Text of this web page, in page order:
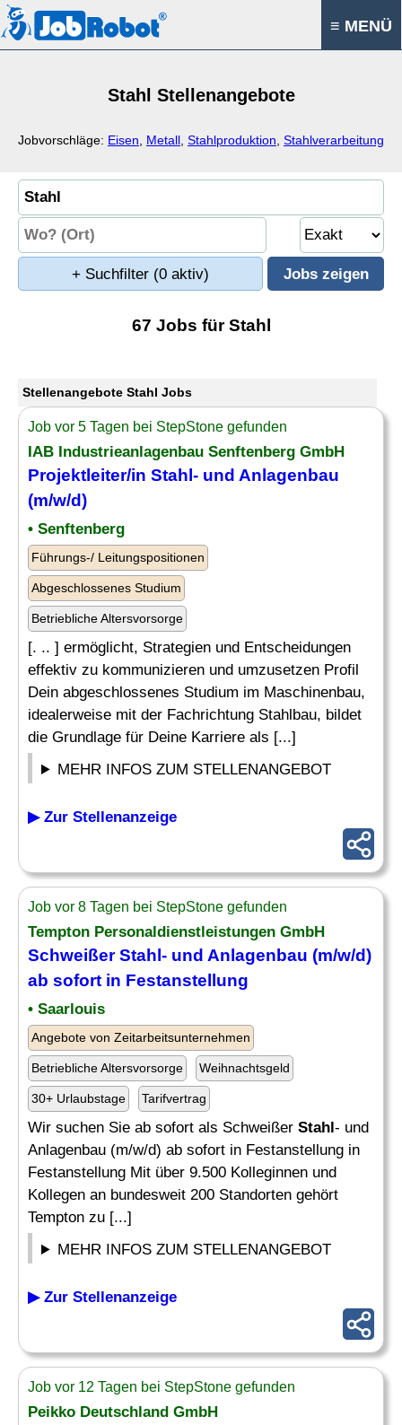
≡ MENÜ
Stahl Stellenangebote
Jobvorschläge: Eisen Metall Stahlproduktion Stahlverarbeitung
+ Suchfilter (0 aktiv)
67 Jobs für Stahl
Stellenangebote Stahl Jobs
Job vor 5 Tagen bei StepStone gefunden
IAB Industrieanlagenbau Senftenberg GmbH
Projektleiter/in Stahl - und Anlagenbau
(m/w/d)
• Senftenberg
Führungs-/ Leitungspositionen
Abgeschlossenes Studium
Betriebliche Altersvorsorge
[. .. ] ermöglicht, Strategien und Entscheidungen
effektiv zu kommunizieren und umzusetzen Profil
Dein abgeschlossenes Studium im Maschinenbau,
idealerweise mit der Fachrichtung Stahlbau, bildet
die Grundlage für Deine Karriere als [...]
MEHR INFOS ZUM STELLENANGEBOT
▶ Zur Stellenanzeige
Job vor 8 Tagen bei StepStone gefunden
Tempton Personaldienstleistungen GmbH
SchweißerStahl - und Anlagenbau (m/w/d)
ab sofort in Festanstellung
• Saarlouis
Angebote von Zeitarbeitsunternehmen
Betriebliche Altersvorsorge Weihnachtsgeld
30+ Urlaubstage Tarifvertrag
Wir suchen Sie ab sofort als Schweißer Stahl- und
Anlagenbau (m/w/d) ab sofort in Festanstellung in
Festanstellung Mit über 9.500 Kolleginnen und
Kollegen an bundesweit 200 Standorten gehört
Tempton zu [...]
MEHR INFOS ZUM STELLENANGEBOT
▶ Zur Stellenanzeige
Job vor 12 Tagen bei StepStone gefunden
Peikko Deutschland GmbH